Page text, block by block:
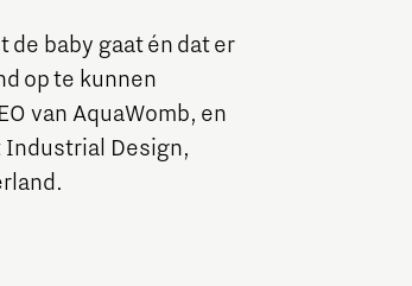
baby gaat én dat er
op te kunnen
van AquaWomb, en
Industrial Design,